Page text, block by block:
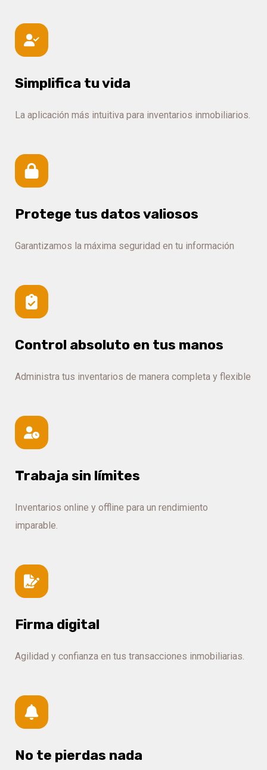
Simplifica tu vida
La aplicación más intuitiva para inventarios inmobiliarios.
Protege tus datos valiosos
Garantizamos la máxima seguridad en tu información
Control absoluto en tus manos
Administra tus inventarios de manera completa y flexible
Trabaja sin límites
Inventarios online y offline para un rendimiento
imparable.
Firma digital
Agilidad y confianza en tus transacciones inmobiliarias.
No te pierdas nada